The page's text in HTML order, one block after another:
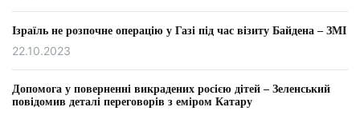
Ізраїль не розпочне операцію у Газі під час візиту Байдена – ЗМІ
22.10.2023
Допомога у поверненні викрадених росією дітей – Зеленський
повідомив деталі переговорів з еміром Катару